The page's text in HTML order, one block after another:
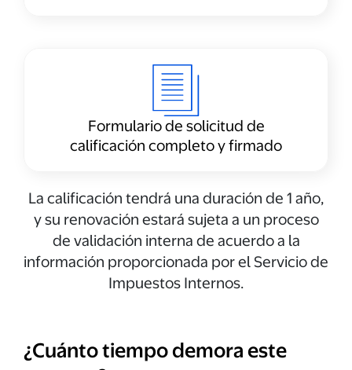
Formulario de solicitud de
calificación completo y firmado
La calificación tendrá una duración de 1 año,
y su renovación estará sujeta a un proceso
de validación interna de acuerdo a la
información proporcionada por el Servicio de
Impuestos Internos.
¿Cuánto tiempo demora este